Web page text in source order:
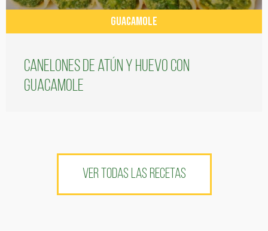
GUACAMOLE
Canelones de atún y huevo con
guacamole
VER TODAS LAS RECETAS